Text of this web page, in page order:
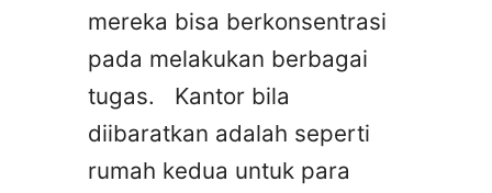
mereka bisa berkonsentrasi
pada melakukan berbagai
tugas. Kantor bila
diibaratkan adalah seperti
rumah kedua untuk para